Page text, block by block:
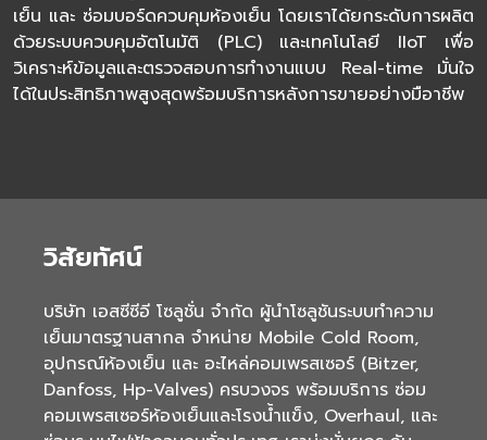
เย็น และ ซ่อมบอร์ดควบคุมห้องเย็น โดยเราได้ยกระดับการผลิต
ด้วยระบบควบคุมอัตโนมัติ (PLC) และเทคโนโลยี IIoT เพื่อ
วิเคราะห์ข้อมูลและตรวจสอบการทำงานแบบ Real-time มั่นใจ
ได้ในประสิทธิภาพสูงสุดพร้อมบริการหลังการขายอย่างมือาชีพ
วิสัยทัศน์
บริษัท เอสซีซีอี โซลูชั่น จำกัด ผู้นำโซลูชันระบบทำความ
เย็นมาตรฐานสากล จำหน่าย Mobile Cold Room,
อุปกรณ์ห้องเย็น และ อะไหล่คอมเพรสเซอร์ (Bitzer,
Danfoss, Hp-Valves) ครบวงจร พร้อมบริการ ซ่อม
คอมเพรสเซอร์ห้องเย็นและโรงน้ำแข็ง, Overhaul, และ